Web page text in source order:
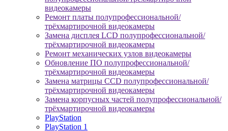
видеокамеры
Ремонт платы полупрофессиональной/
трёхмартирочной видеокамеры
Замена дисплея LCD полупрофессиональной/
трёхмартирочной видеокамеры
Ремонт механических узлов видеокамеры
Обновление ПО полупрофессиональной/
трёхмартирочной видеокамеры
Замена матрицы CCD полупрофессиональной/
трёхмартирочной видеокамеры
Замена корпусных частей полупрофессиональной/
трёхмартирочной видеокамеры
PlayStation
PlayStation 1